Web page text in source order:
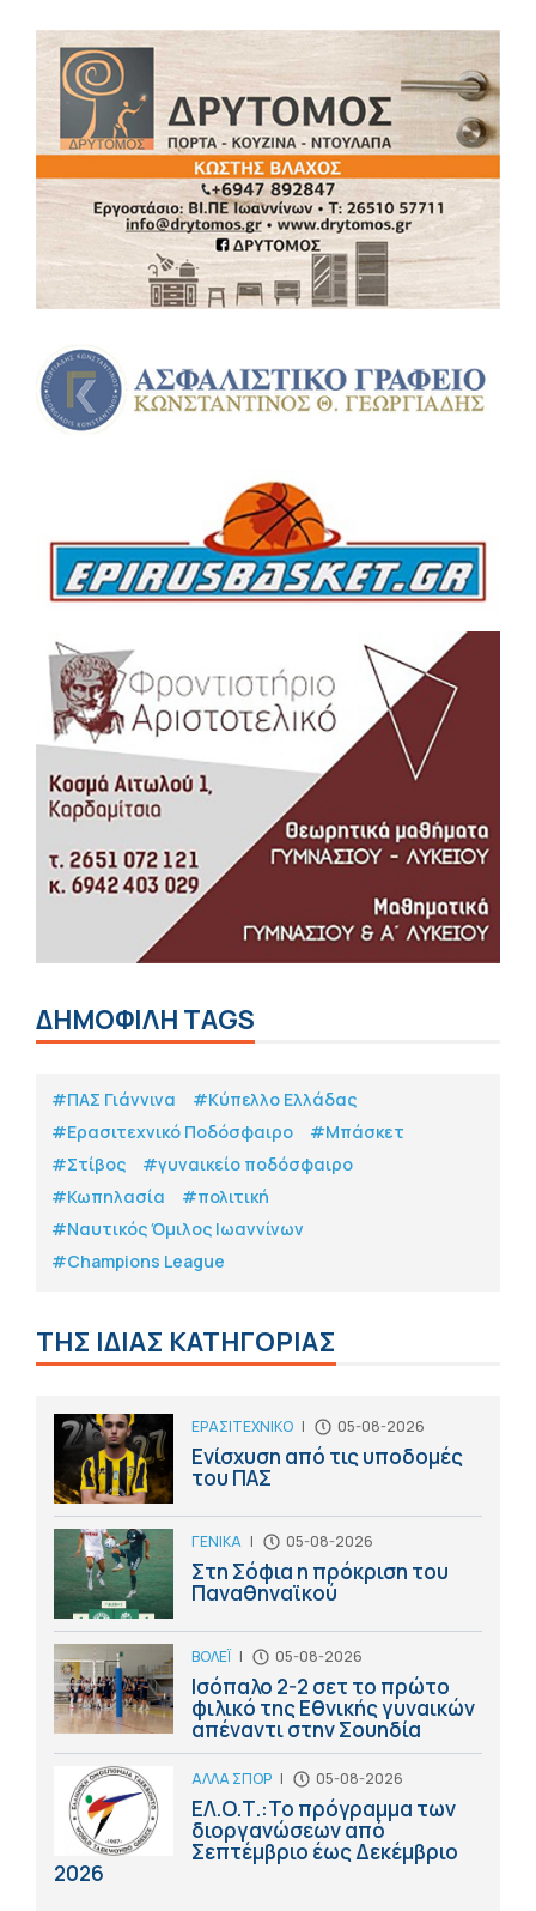
ΔΗΜΟΦΙΛΗ TAGS
#ΠΑΣ Γιάννινα
#Κύπελλο Ελλάδας
#Eρασιτεχνικό Ποδόσφαιρο
#Μπάσκετ
#Στίβος
#γυναικείο ποδόσφαιρο
#Κωπηλασία
#πολιτική
#Ναυτικός Όμιλος Ιωαννίνων
#Champions League
ΤΗΣ ΙΔΙΑΣ ΚΑΤΗΓΟΡΙΑΣ
ΕΡΑΣΙΤΕΧΝΙΚΟ | 05-08-2026
Ενίσχυση από τις υποδομές
του ΠΑΣ
ΓΕΝΙΚΑ | 05-08-2026
Στη Σόφια η πρόκριση του
Παναθηναϊκού
ΒΟΛΕΪ | 05-08-2026
Ισόπαλο 2-2 σετ το πρώτο
φιλικό της Εθνικής γυναικών
απέναντι στην Σουηδία
ΑΛΛΑ ΣΠΟΡ | 05-08-2026
ΕΛ.Ο.Τ.:Το πρόγραμμα των
διοργανώσεων από
Σεπτέμβριο έως Δεκέμβριο
2026